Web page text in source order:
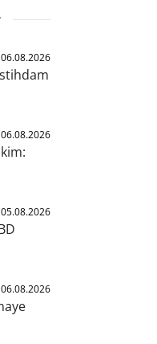
06.08.2026
06.08.2026
05.08.2026
06.08.2026